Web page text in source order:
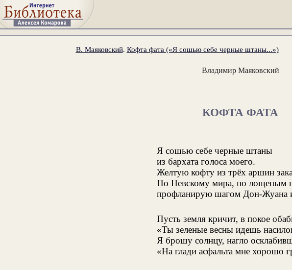
В. Маяковский. Кофта фата («Я сошью себе черные штаны...»)
Владимир Маяковский
КОФТА ФАТА
Я сошью себе черные штаны
из бархата голоса моего.
Желтую кофту из трёх аршин
По Невскому мира, по лощеным
профланирую шагом Дон-Жуана
Пусть земля кричит, в покое
«Ты зеленые весны идешь
Я брошу солнцу, нагло
«На глади асфальта мне хорошо